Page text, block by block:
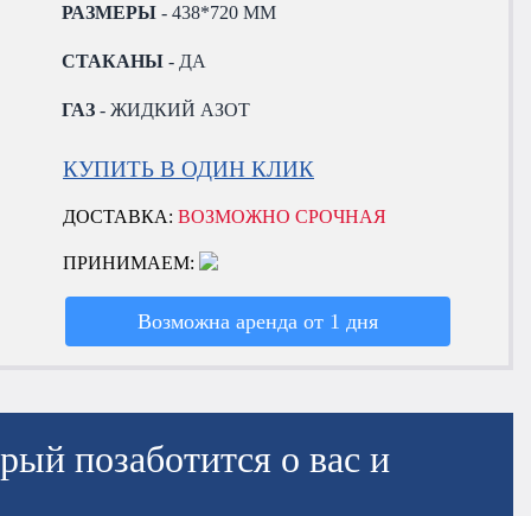
РАЗМЕРЫ - 438*720 ММ
СТАКАНЫ - ДА
ГАЗ - ЖИДКИЙ АЗОТ
КУПИТЬ В ОДИН КЛИК
ДОСТАВКА:ВОЗМОЖНО СРОЧНАЯ
ПРИНИМАЕМ:
Возможна аренда от 1 дня
позаботится о вас и